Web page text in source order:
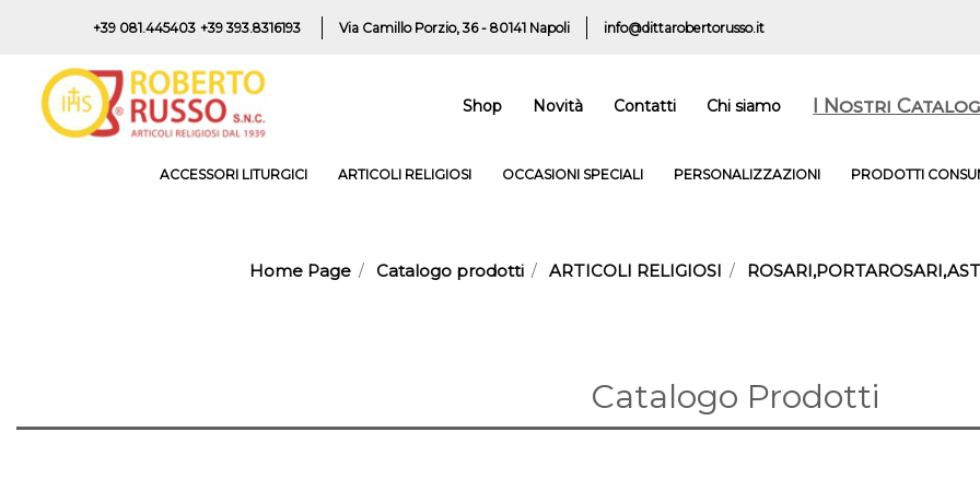
+39 081.445403 +39 393.8316193 Via Camillo Porzio, 36 - 80141 Napoli info@dittarobertorusso.it
Shop Novità Contatti Chi siamo I Nostri
ACCESSORI LITURGICI ARTICOLI RELIGIOSI OCCASIONI SPECIALI PERSONALIZZAZIONI PRODOTTI
Home Page Catalogo prodotti ARTICOLI RELIGIOSI
Catalogo Prodotti